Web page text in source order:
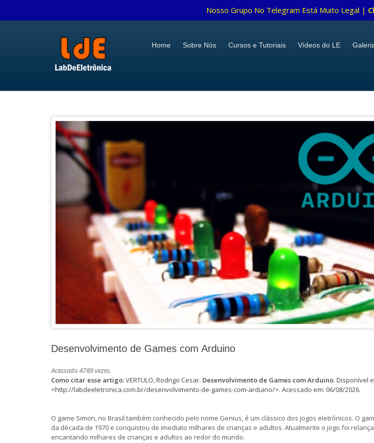
Home Sobre Nós Cursos e Tutoriais Vídeos do LE
Desenvolvimento de Games com Arduino
Acessado 4789 vezes.
Como citar esse artigo:VERTULO, Rodrigo Cesar. Desenvolvimento de Games com Arduino. Disponível
<http://labdeeletronica.com.br/desenvolvimento-de-games-com-arduino/>. Acessado em: 06/08/2026.
O game Simon, no Brasil também conhecido pelo nome Genius, é um clássico dos jogos eletrônicos. O
da década de 1970 e conquistou de imediato milhares de crianças e adultos. Atualmente o jogo foi
encantando milhares de crianças e adultos ao redor do mundo.
Nosso Grupo No Telegram Está Muito Legal |